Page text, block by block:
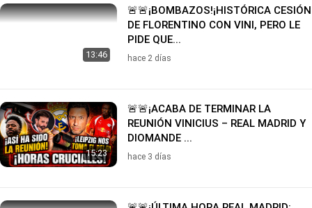
13:46
🚨🚨¡BOMBAZOS!¡HISTÓRICA CESIÓN
DE FLORENTINO CON VINI, PERO LE
PIDE QUE...
hace 2 días
15:23
🚨🚨¡ACABA DE TERMINAR LA
REUNIÓN VINICIUS – REAL MADRID Y
DIOMANDE ...
hace 3 días